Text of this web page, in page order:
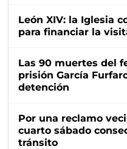
León XIV: la Iglesia
para financiar la
Las 90 muertes del
prisión García
detención
Por una reclamo
cuarto sábado
tránsito